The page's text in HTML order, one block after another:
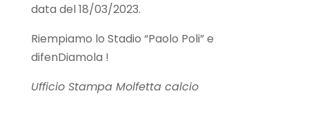
data del 18/03/2023.
Riempiamo lo Stadio “Paolo Poli” e
difenDiamola !
Ufficio Stampa Molfetta calcio